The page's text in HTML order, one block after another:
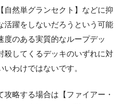
自然単グランセクト】などに抑
活躍をしないだろうという可能
度のある実質的なループデッ
殺してくるデッキのいずれに対
わけではないです。
略する場合は【ファイアー・